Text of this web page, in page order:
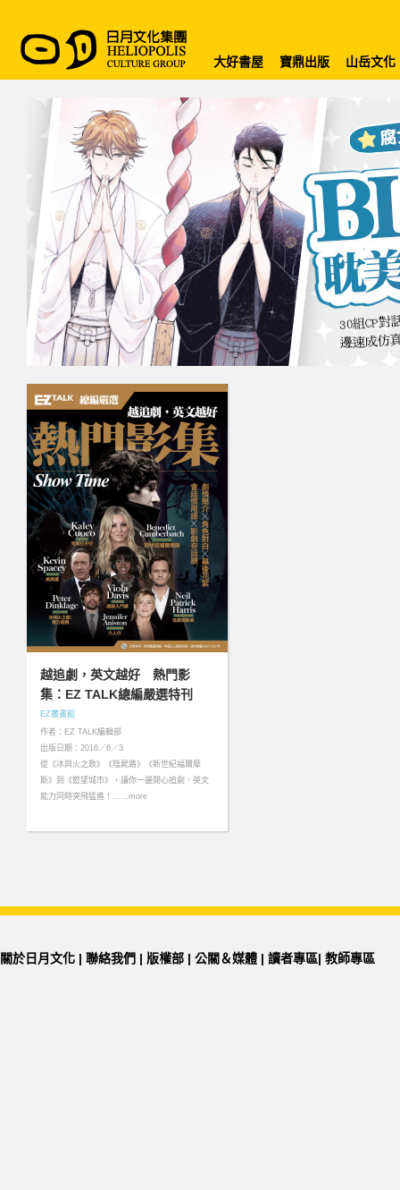
大好書屋 寶鼎出版 山岳文化
越追劇，英文越好 熱門影
集：EZ TALK總編嚴選特刊
EZ叢書館
作者：EZ TALK編輯部
出版日期：2016／6／3
從《冰與火之歌》《陰屍路》《新世紀福爾摩
斯》到《慾望城市》，讓你一邊開心追劇，英文
能力同時突飛猛進！……more
關於日月文化 | 聯絡我們 | 版權部 | 公關＆媒體 | 讀者專區| 教師專區